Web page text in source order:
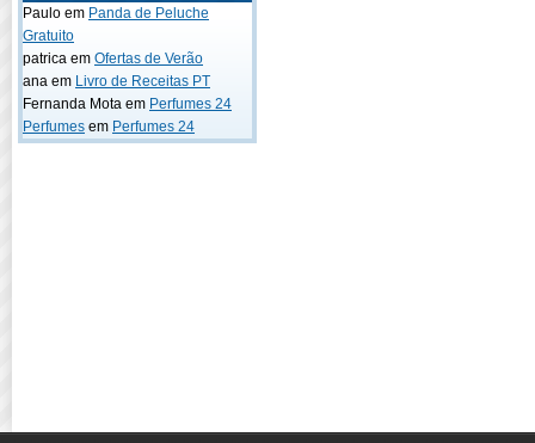
Paulo em Panda de Peluche
Gratuito
patrica em Ofertas de Verão
ana em Livro de Receitas PT
Fernanda Mota em Perfumes 24
Perfumes em Perfumes 24